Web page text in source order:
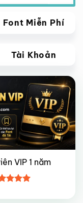
Font Miễn Phí
Tài Khoản
VIP 1 năm
55